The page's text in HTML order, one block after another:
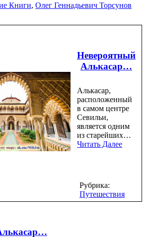
Книги, Олег Геннадьевич Торсунов
Невероятный
Алькасар…
Алькасар,
расположенный
в самом центре
Севильи,
является одним
из старейших…
Читать Далее
Рубрика:
Путешествия